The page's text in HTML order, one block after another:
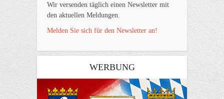
Wir versenden täglich einen Newsletter mit
den aktuellen Meldungen.
Melden Sie sich für den Newsletter an!
WERBUNG